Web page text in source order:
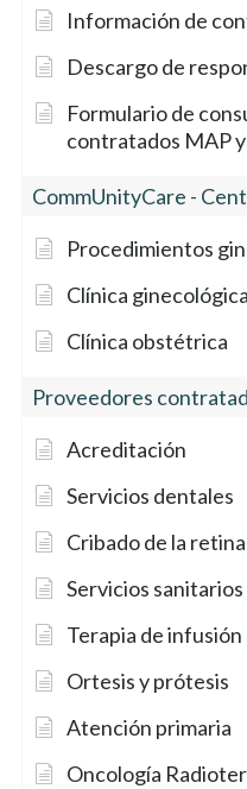
Información de
Descargo de
Formulario de
contratados MAP
CommUnityCare -
Procedimientos
Clínica ginecológica
Clínica obstétrica
Proveedores
Acreditación
Servicios dentales
Cribado de la
Servicios
Terapia de infusión
Ortesis y prótesis
Atención primaria
Oncología